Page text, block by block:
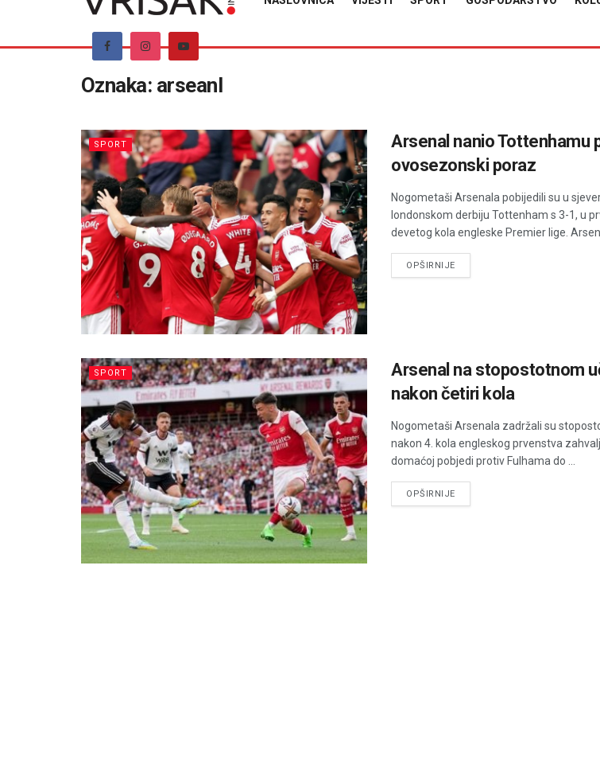
Oznaka: arseanl
SPORT
Arsenal nanio Tottenhamu
ovosezonski poraz
Nogometaši Arsenala pobijedili su u
londonskom derbiju Tottenham s 3-1, u
devetog kola engleske Premier lige.
OPŠIRNIJEDETAILS
SPORT
Arsenal na stopostotnom
nakon četiri kola
Nogometaši Arsenala zadržali su
nakon 4. kola engleskog prvenstva
domaćoj pobjedi protiv Fulhama do ...
OPŠIRNIJEDETAILS